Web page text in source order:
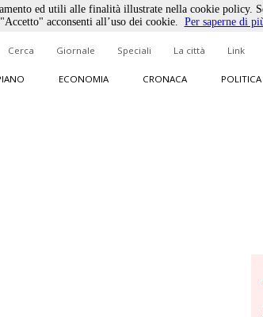
Cerca Giornale Speciali La città Link
ECONOMIA CRONACA POLITICA
ed utili alle finalità illustrate nella cookie policy.
acconsenti all’uso dei cookie. Per saperne di